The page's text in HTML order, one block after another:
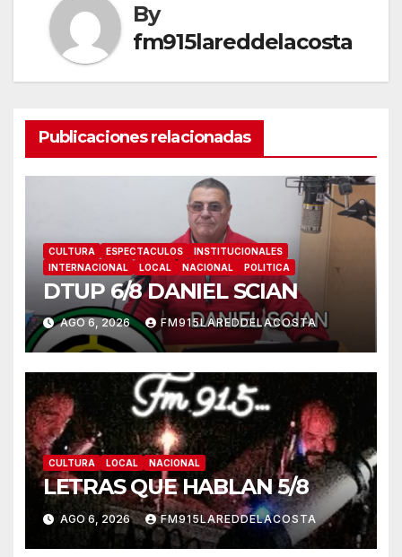
By
fm915lareddelacosta
Publicaciones relacionadas
CULTURA ESPECTACULOS
INSTITUCIONALES
INTERNACIONAL
LOCAL NACIONAL POLITICA
DTUP 6/8 DANIEL SCIAN
AGO 6, 2026 FM915LAREDDELACOSTA
CULTURA LOCAL NACIONAL
LETRAS QUE HABLAN 5/8
AGO 6, 2026 FM915LAREDDELACOSTA